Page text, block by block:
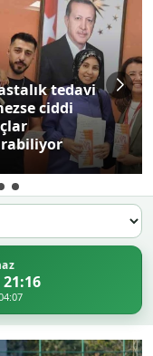
tedavi
ciddi